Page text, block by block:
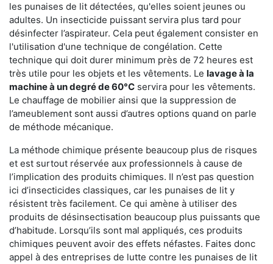
les punaises de lit détectées, qu'elles soient jeunes ou
adultes. Un insecticide puissant servira plus tard pour
désinfecter l’aspirateur. Cela peut également consister en
l'utilisation d'une technique de congélation. Cette
technique qui doit durer minimum près de 72 heures est
très utile pour les objets et les vêtements. Le lavage à la
machine à un degré de 60°C servira pour les vêtements.
Le chauffage de mobilier ainsi que la suppression de
l’ameublement sont aussi d’autres options quand on parle
de méthode mécanique.
La méthode chimique présente beaucoup plus de risques
et est surtout réservée aux professionnels à cause de
l’implication des produits chimiques. Il n’est pas question
ici d’insecticides classiques, car les punaises de lit y
résistent très facilement. Ce qui amène à utiliser des
produits de désinsectisation beaucoup plus puissants que
d’habitude. Lorsqu’ils sont mal appliqués, ces produits
chimiques peuvent avoir des effets néfastes. Faites donc
appel à des entreprises de lutte contre les punaises de lit